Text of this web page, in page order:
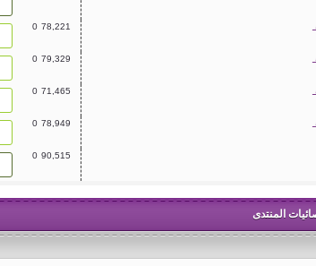
0
0
0
0
0
المنتدى